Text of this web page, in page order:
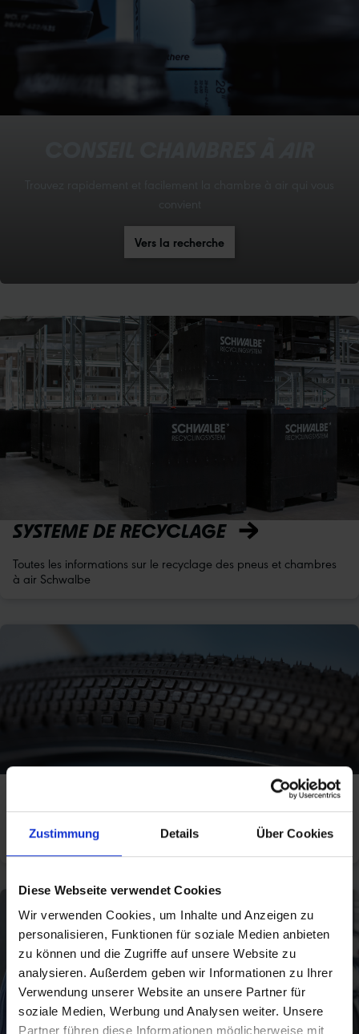
Zustimmung Details Über Cookies
Diese Webseite verwendet Cookies
Wir verwenden Cookies, um Inhalte und Anzeigen zu
personalisieren, Funktionen für soziale Medien anbieten
zu können und die Zugriffe auf unsere Website zu
analysieren. Außerdem geben wir Informationen zu Ihrer
Verwendung unserer Website an unsere Partner für
soziale Medien, Werbung und Analysen weiter. Unsere
Partner führen diese Informationen möglicherweise mit
Vers la recherche
SYSTEME DE RECYCLAGE
Toutes les informations sur le recyclage des pneus et chambres
à air Schwalbe
Trouvez des réponses à toutes vos questions sur les pneus de
vélo